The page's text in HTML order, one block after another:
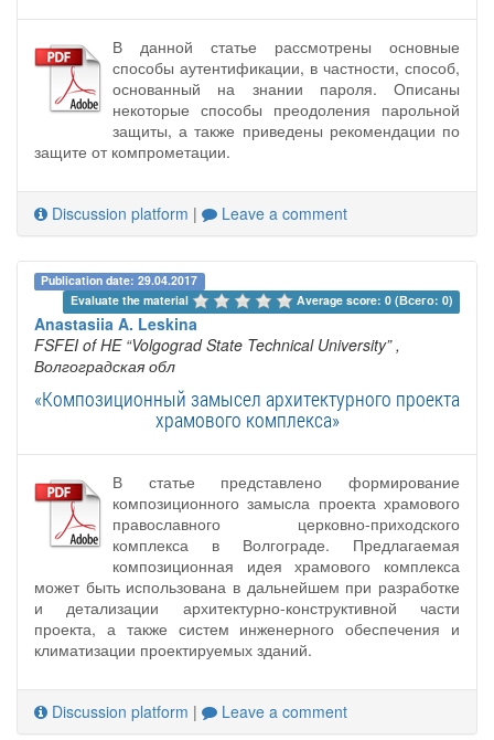
В данной статье рассмотрены основные
способы аутентификации, в частности, способ,
основанный на знании пароля. Описаны
некоторые способы преодоления парольной
защиты, а также приведены рекомендации по
защите от компрометации.
Discussion platform | Leave a comment
Publication date: 29.04.2017
Evaluate the material
Average score: 0 (Всего: 0)
Anastasiia A. Leskina
FSFEI of HE “Volgograd State Technical University” ,
Волгоградская обл
«Композиционный замысел архитектурного проекта
храмового комплекса»
В статье представлено формирование
композиционного замысла проекта храмового
православного церковно-приходского
комплекса в Волгограде. Предлагаемая
композиционная идея храмового комплекса
может быть использована в дальнейшем при разработке
и детализации архитектурно-конструктивной части
проекта, а также систем инженерного обеспечения и
климатизации проектируемых зданий.
Discussion platform | Leave a comment